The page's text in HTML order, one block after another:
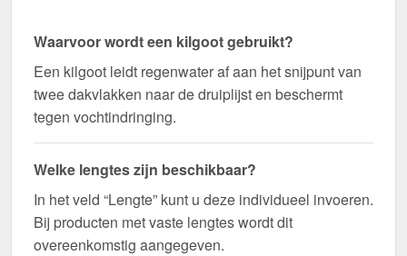
Waarvoor wordt een kilgoot gebruikt?
Een kilgoot leidt regenwater af aan het snijpunt van
twee dakvlakken naar de druiplijst en beschermt
tegen vochtindringing.
Welke lengtes zijn beschikbaar?
In het veld “Lengte” kunt u deze individueel invoeren.
Bij producten met vaste lengtes wordt dit
overeenkomstig aangegeven.